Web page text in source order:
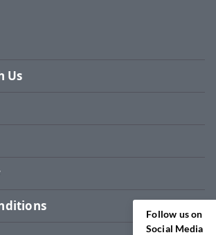
Us
Follow us on
Social Media